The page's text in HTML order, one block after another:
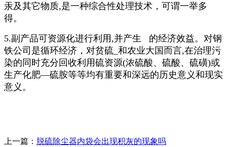
汞及其它物质,是一种综合性处理技术，可谓一举多
得。
5.副产品可资源化进行利用,并产生 的经济效益。对钢
铁公司是循环经济，对贫硫_和农业大国而言,在治理污
染的同时充分回收利用硫资源(浓硫酸、硫酸、硫磺)或
生产化肥—硫胺等等均有重要和深远的历史意义和现实
意义。
上一篇： 脱硫除尘器内袋会出现积灰的现象吗